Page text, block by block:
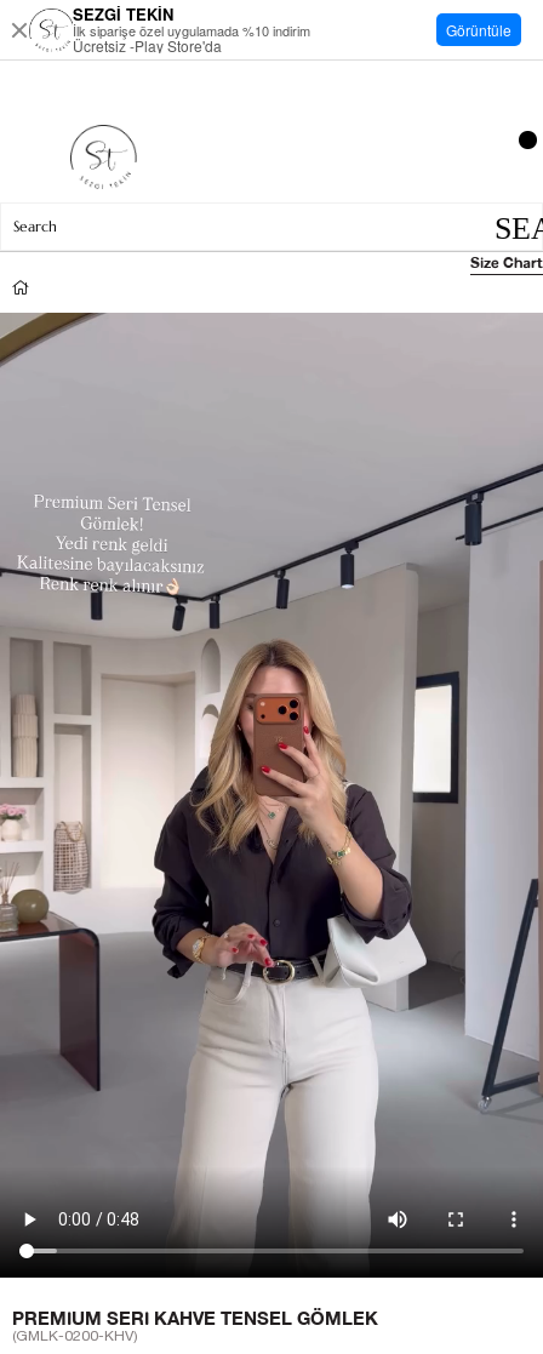
PREMIUM SERI KAHVE TENSEL GÖMLEK
(GMLK-0200-KHV)
Size Chart
SEZGİ TEKİN
İlk siparişe özel uygulamada %10 indirim
Ücretsiz -Play Store'da
Görüntüle